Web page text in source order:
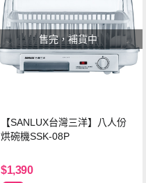
售完，補貨中
【SANLUX台灣三洋】八人份
烘碗機SSK-08P
$1,390